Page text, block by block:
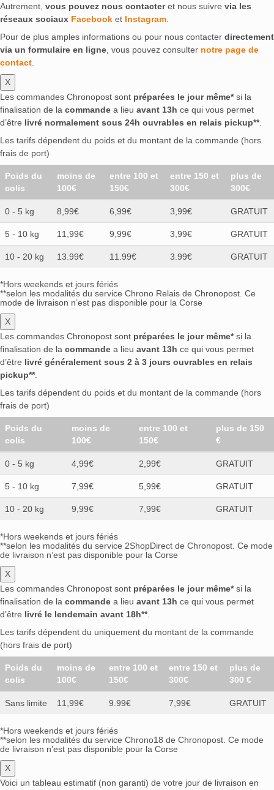
Autrement, vous pouvez nous contacteret nous suivre via les
réseaux sociaux Facebook et Instagram.
Pour de plus amples informations ou pour nous contacter directement
via un formulaire en ligne, vous pouvez consulter notre page de
contact.
X
Les commandes Chronopost sont préparées le jour même*si la
finalisation de la commande a lieu avant 13h ce qui vous permet
d’être livré normalement sous 24h ouvrables en relais pickup**.
Les tarifs dépendent du poids et du montant de la commande (hors
frais de port)
Poids du
colis
moins de
100€
entre 100 et
150€
entre 150 et
300€
plus de
300€
0 - 5 kg 8,99€ 6,99€ 3,99€ GRATUIT
5 - 10 kg 11,99€ 9,99€ 3,99€ GRATUIT
10 - 20 kg 13.99€ 11.99€ 3.99€ GRATUIT
*Hors weekends et jours fériés
**selon les modalités du service Chrono Relais de Chronopost. Ce
mode de livraison n’est pas disponible pour la Corse
X
Les commandes Chronopost sont préparées le jour même*si la
finalisation de la commande a lieu avant 13h ce qui vous permet
d’être livré généralement sous 2 à 3 jours ouvrables en relais
pickup**.
Les tarifs dépendent du poids et du montant de la commande (hors
frais de port)
Poids du
colis
moins de
100€
entre 100 et
150€
plus de 150
€
0 - 5 kg 4,99€ 2,99€ GRATUIT
5 - 10 kg 7,99€ 5,99€ GRATUIT
10 - 20 kg 9,99€ 7,99€ GRATUIT
*Hors weekends et jours fériés
**selon les modalités du service 2ShopDirect de Chronopost. Ce mode
de livraison n’est pas disponible pour la Corse
X
Les commandes Chronopost sont préparées le jour même*si la
finalisation de la commande a lieu avant 13h ce qui vous permet
d’être livré le lendemain avant 18h**.
Les tarifs dépendent du uniquement du montant de la commande
(hors frais de port)
Poids du
colis
moins de
100€
entre 100 et
150€
entre 150 et
300€
plus de
300 €
Sans limite 11,99€ 9.99€ 7,99€ GRATUIT
*Hors weekends et jours fériés
**selon les modalités du service Chrono18 de Chronopost. Ce mode
de livraison n’est pas disponible pour la Corse
X
Voici un tableau estimatif (non garanti) de votre jour de livraison en